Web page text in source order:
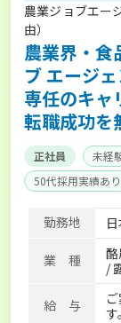
農業ジョブエー
由）
農業界・食
ブ エージェ
専任のキャ
転職成功を
正社員 未経
50代採用実績あり
家賃補助制度あり
賞与実績あり
独立支援可能
寮･社宅相談可
勤務地
業 種
/
給 与
す。